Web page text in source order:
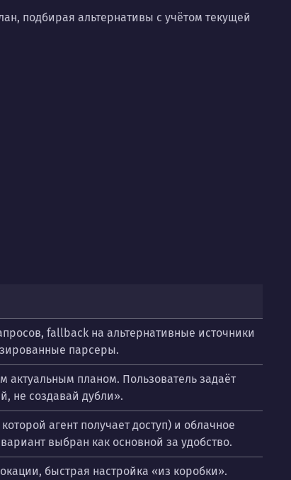
подбирая альтернативы с учётом текущей
fallback на альтернативные источники
парсеры.
актуальным планом. Пользователь задаёт
не создавай дубли».
агент получает доступ) и облачное
выбран как основной за удобство.
быстрая настройка «из коробки».